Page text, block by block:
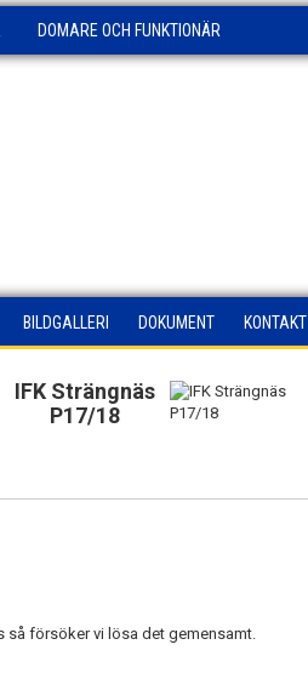
DOMARE OCH FUNKTIONÄR
BILDGALLERI DOKUMENT KONTAKT
IFK Strängnäs
P17/18
så försöker vi lösa det gemensamt.